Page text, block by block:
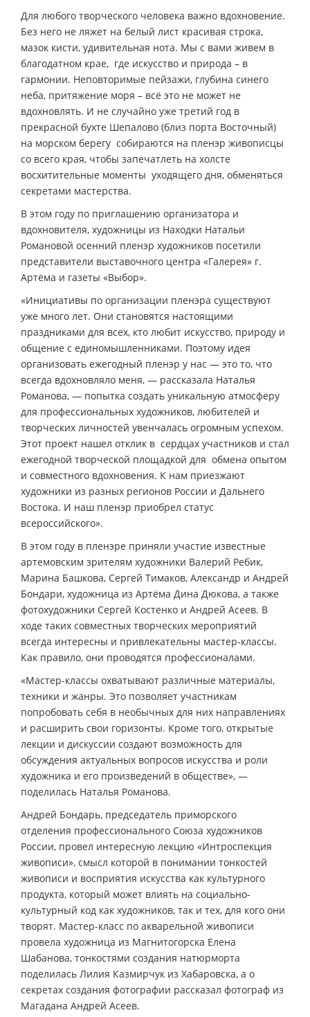
Для любого творческого человека важно вдохновение.
Без него не ляжет на белый лист красивая строка,
мазок кисти, удивительная нота. Мы с вами живем в
благодатном крае, где искусство и природа – в
гармонии. Неповторимые пейзажи, глубина синего
неба, притяжение моря – всё это не может не
вдохновлять. И не случайно уже третий год в
прекрасной бухте Шепалово (близ порта Восточный)
на морском берегу собираются на пленэр живописцы
со всего края, чтобы запечатлеть на холсте
восхитительные моменты уходящего дня, обменяться
секретами мастерства.
В этом году по приглашению организатора и
вдохновителя, художницы из Находки Натальи
Романовой осенний пленэр художников посетили
представители выставочного центра «Галерея» г.
Артёма и газеты «Выбор».
«Инициативы по организации пленэра существуют
уже много лет. Они становятся настоящими
праздниками для всех, кто любит искусство, природу и
общение с единомышленниками. Поэтому идея
организовать ежегодный пленэр у нас — это то, что
всегда вдохновляло меня, — рассказала Наталья
Романова, — попытка создать уникальную атмосферу
для профессиональных художников, любителей и
творческих личностей увенчалась огромным успехом.
Этот проект нашел отклик в сердцах участников и стал
ежегодной творческой площадкой для обмена опытом
и совместного вдохновения. К нам приезжают
художники из разных регионов России и Дальнего
Востока. И наш пленэр приобрел статус
всероссийского».
В этом году в пленэре приняли участие известные
артемовским зрителям художники Валерий Ребик,
Марина Башкова, Сергей Тимаков, Александр и Андрей
Бондари, художница из Артёма Дина Дюкова, а также
фотохудожники Сергей Костенко и Андрей Асеев. В
ходе таких совместных творческих мероприятий
всегда интересны и привлекательны мастер-классы.
Как правило, они проводятся профессионалами.
«Мастер-классы охватывают различные материалы,
техники и жанры. Это позволяет участникам
попробовать себя в необычных для них направлениях
и расширить свои горизонты. Кроме того, открытые
лекции и дискуссии создают возможность для
обсуждения актуальных вопросов искусства и роли
художника и его произведений в обществе», —
поделилась Наталья Романова.
Андрей Бондарь, председатель приморского
отделения профессионального Союза художников
России, провел интересную лекцию «Интроспекция
живописи», смысл которой в понимании тонкостей
живописи и восприятия искусства как культурного
продукта, который может влиять на социально-
культурный код как художников, так и тех, для кого они
творят. Мастер-класс по акварельной живописи
провела художница из Магнитогорска Елена
Шабанова, тонкостями создания натюрморта
поделилась Лилия Казмирчук из Хабаровска, а о
секретах создания фотографии рассказал фотограф из
Магадана Андрей Асеев.